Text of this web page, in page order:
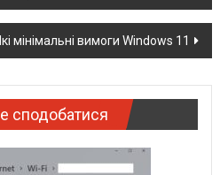
мінімальні вимоги Windows 11
сподобатися